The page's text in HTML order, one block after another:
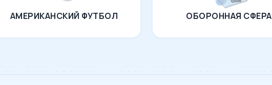
АМЕРИКАНСКИЙ ФУТБОЛ ОБОРОННАЯ СФЕРА